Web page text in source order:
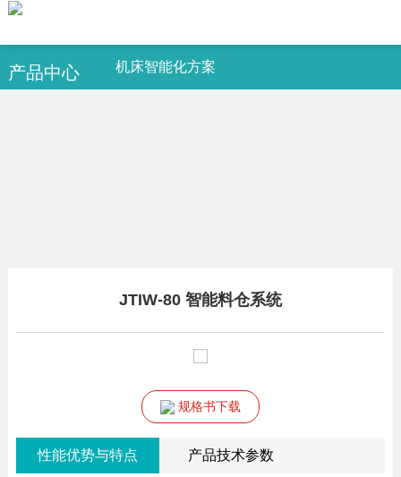
产品中心 机床智能化方案
JTIW-80 智能料仓系统
规格书下载
性能优势与特点 产品技术参数